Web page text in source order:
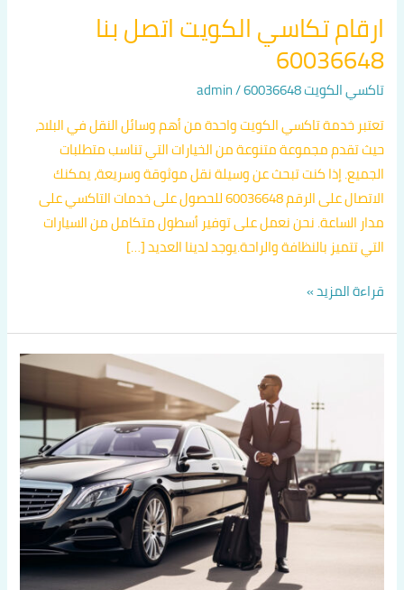
ارقام تكاسي الكويت اتصل بنا
60036648
تاكسي الكويت 60036648 /
admin
تعتبر خدمة تاكسي الكويت واحدة من أهم وسائل النقل في البلاد،
حيث تقدم مجموعة متنوعة من الخيارات التي تناسب متطلبات
الجميع. إذا كنت تبحث عن وسيلة نقل موثوقة وسريعة، يمكنك
الاتصال على الرقم 60036648 للحصول على خدمات التاكسي على
مدار الساعة. نحن نعمل على توفير أسطول متكامل من السيارات
التي تتميز بالنظافة والراحة.يوجد لدينا العديد […]
قراءة المزيد »
اتصل
بنا
60036648